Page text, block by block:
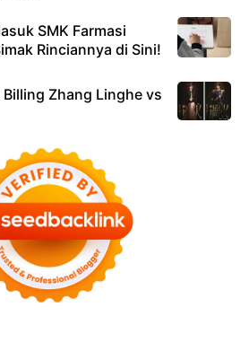
SMK Farmasi
Rinciannya di Sini!
Zhang Linghe vs